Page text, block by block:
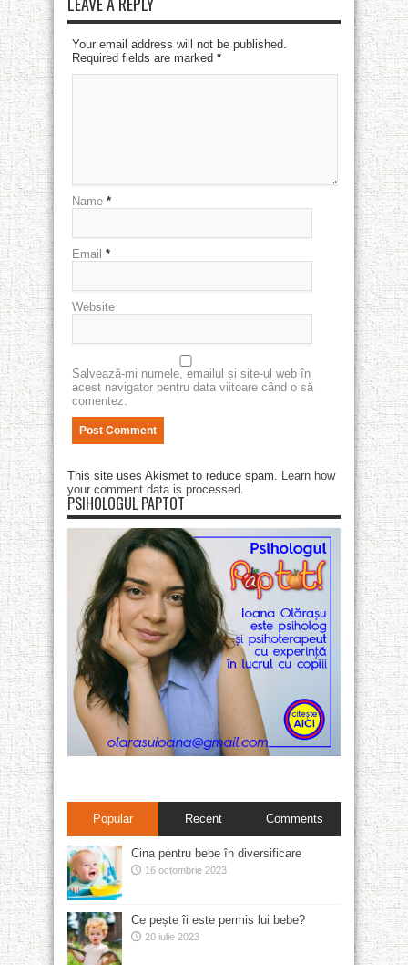
Your email address will not be published.
Required fields are marked *
Name *
Email *
Website
Salvează-mi numele, emailul și site-ul web în
acest navigator pentru data viitoare când o să
comentez.
This site uses Akismet to reduce spam. Learn how
your comment data is processed.
PSIHOLOGUL PAPTOT
Popular Recent Comments
Cina pentru bebe în diversificare
16 octombrie 2023
Ce pește îi este permis lui bebe?
20 iulie 2023